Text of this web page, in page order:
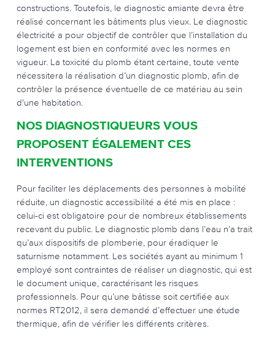
constructions. Toutefois, le diagnostic amiante devra être
réalisé concernant les bâtiments plus vieux. Le diagnostic
électricité a pour objectif de contrôler que l’installation du
logement est bien en conformité avec les normes en
vigueur. La toxicité du plomb étant certaine, toute vente
nécessitera la réalisation d’un diagnostic plomb, afin de
contrôler la présence éventuelle de ce matériau au sein
d'une habitation.
NOS DIAGNOSTIQUEURS VOUS
PROPOSENT ÉGALEMENT CES
INTERVENTIONS
Pour faciliter les déplacements des personnes à mobilité
réduite, un diagnostic accessibilité a été mis en place :
celui-ci est obligatoire pour de nombreux établissements
recevant du public. Le diagnostic plomb dans l’eau n’a trait
qu’aux dispositifs de plomberie, pour éradiquer le
saturnisme notamment. Les sociétés ayant au minimum 1
employé sont contraintes de réaliser un diagnostic, qui est
le document unique, caractérisant les risques
professionnels. Pour qu’une bâtisse soit certifiée aux
normes RT2012, il sera demandé d’effectuer une étude
thermique, afin de vérifier les différents critères.